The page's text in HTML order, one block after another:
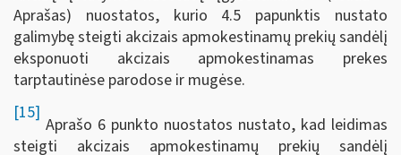
Aprašas) nuostatos, kurio 4.5 papunktis nustato
galimybę steigti akcizais apmokestinamų prekių sandėlį
eksponuoti akcizais apmokestinamas prekes
tarptautinėse parodose ir mugėse.
[15]
Aprašo 6 punkto nuostatos nustato, kad leidimas
steigti akcizais apmokestinamų prekių sandėlį